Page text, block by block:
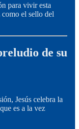
para vivir esta
el sello del
de su
Jesús celebra la
es a la vez